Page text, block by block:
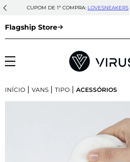
CUPOM DE 1ª COMPRA: LOVESNEAKERS
Flagship Store
INÍCIO | VANS | TIPO | ACESSÓRIOS